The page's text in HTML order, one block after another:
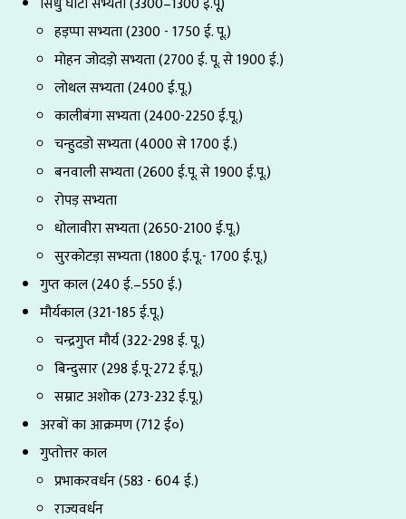
हड़प्पा सभ्यता (2300 - 1750 ई. पू.)
मोहन जोदड़ो सभ्यता (2700 ई. पू. से 1900 ई.)
लोथल सभ्यता (2400 ई.पू.)
कालीबंगा सभ्यता (2400-2250 ई.पू.)
चन्हुदडो सभ्यता (4000 से 1700 ई.)
बनवाली सभ्यता (2600 ई.पू. से 1900 ई.पू.)
रोपड़ सभ्यता
धोलावीरा सभ्यता (2650-2100 ई.पू.)
सुरकोटड़ा सभ्यता (1800 ई.पू.- 1700 ई.पू.)
गुप्त काल (240 ई.–550 ई.)
मौर्यकाल (321-185 ई.पू.)
चन्द्रगुप्त मौर्य (322-298 ई. पू.)
बिन्दुसार (298 ई.पू-272 ई.पू.)
सम्राट अशोक (273-232 ई.पू.)
अरबों का आक्रमण (712 ई०)
गुप्तोत्तर काल
प्रभाकरवर्धन (583 - 604 ई.)
राज्यवर्धन